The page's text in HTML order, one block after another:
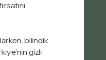
bilindik
gizli